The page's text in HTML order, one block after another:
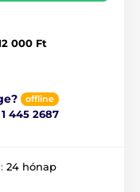
000 Ft
offline
445 2687
24 hónap